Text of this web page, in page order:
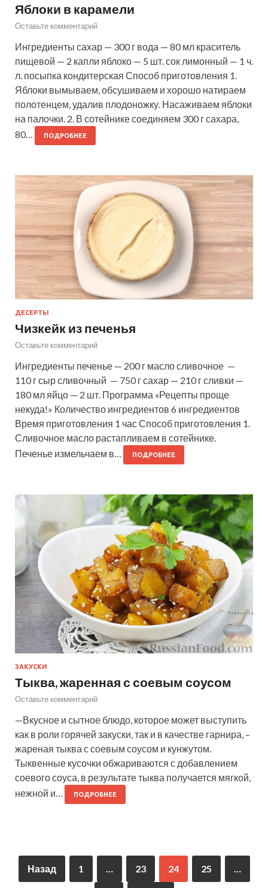
Яблоки в карамели
Оставьте комментарий
Ингредиенты сахар — 300 г вода — 80 мл краситель
пищевой — 2 капли яблоко — 5 шт. сок лимонный — 1 ч.
л. посыпка кондитерская Способ приготовления 1.
Яблоки вымываем, обсушиваем и хорошо натираем
полотенцем, удалив плодоножку. Насаживаем яблоки
на палочки. 2. В сотейнике соединяем 300 г сахара,
80…
ПОДРОБНЕЕ
ДЕСЕРТЫ
Чизкейк из печенья
Оставьте комментарий
Ингредиенты печенье — 200 г масло сливочное —
110 г сыр сливочный — 750 г сахар — 210 г сливки —
180 мл яйцо — 2 шт. Программа «Рецепты проще
некуда!» Количество ингредиентов 6 ингредиентов
Время приготовления 1 час Способ приготовления 1.
Сливочное масло растапливаем в сотейнике.
Печенье измельчаем в…
ПОДРОБНЕЕ
ЗАКУСКИ
Тыква, жаренная с соевым соусом
Оставьте комментарий
—Вкусное и сытное блюдо, которое может выступить
как в роли горячей закуски, так и в качестве гарнира, –
жареная тыква с соевым соусом и кунжутом.
Тыквенные кусочки обжариваются с добавлением
соевого соуса, в результате тыква получается мягкой,
нежной и…
ПОДРОБНЕЕ
Назад 1 … 23 24 25 …